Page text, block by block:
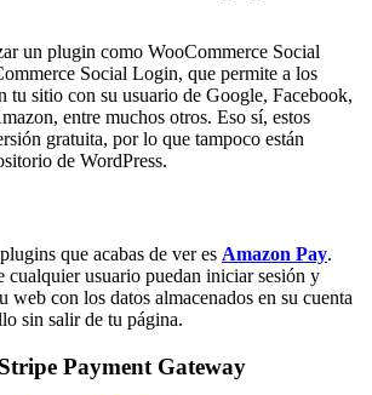
un plugin como WooCommerce Social
Social Login, que permite a los
tu sitio con su usuario de Google, Facebook,
entre muchos otros. Eso sí, estos
gratuita, por lo que tampoco están
de WordPress.
que acabas de ver es Amazon Pay.
cualquier usuario puedan iniciar sesión y
web con los datos almacenados en su cuenta
sin salir de tu página.
Payment Gateway